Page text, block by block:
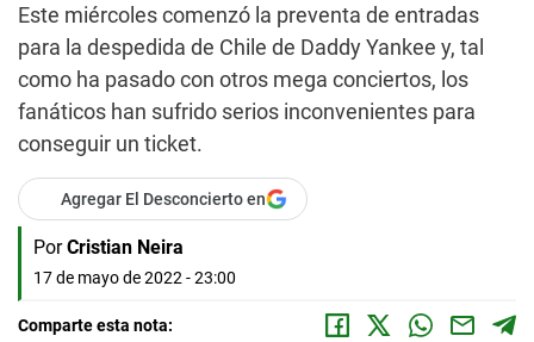
Este miércoles comenzó la preventa de entradas
para la despedida de Chile de Daddy Yankee y, tal
como ha pasado con otros mega conciertos, los
fanáticos han sufrido serios inconvenientes para
conseguir un ticket.
Agregar El Desconcierto en
Por Cristian Neira
17 de mayo de 2022 - 23:00
Comparte esta nota: